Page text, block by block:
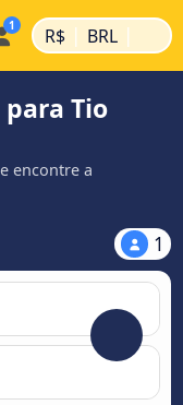
R$ | BRL |
para Tio
encontre a
1